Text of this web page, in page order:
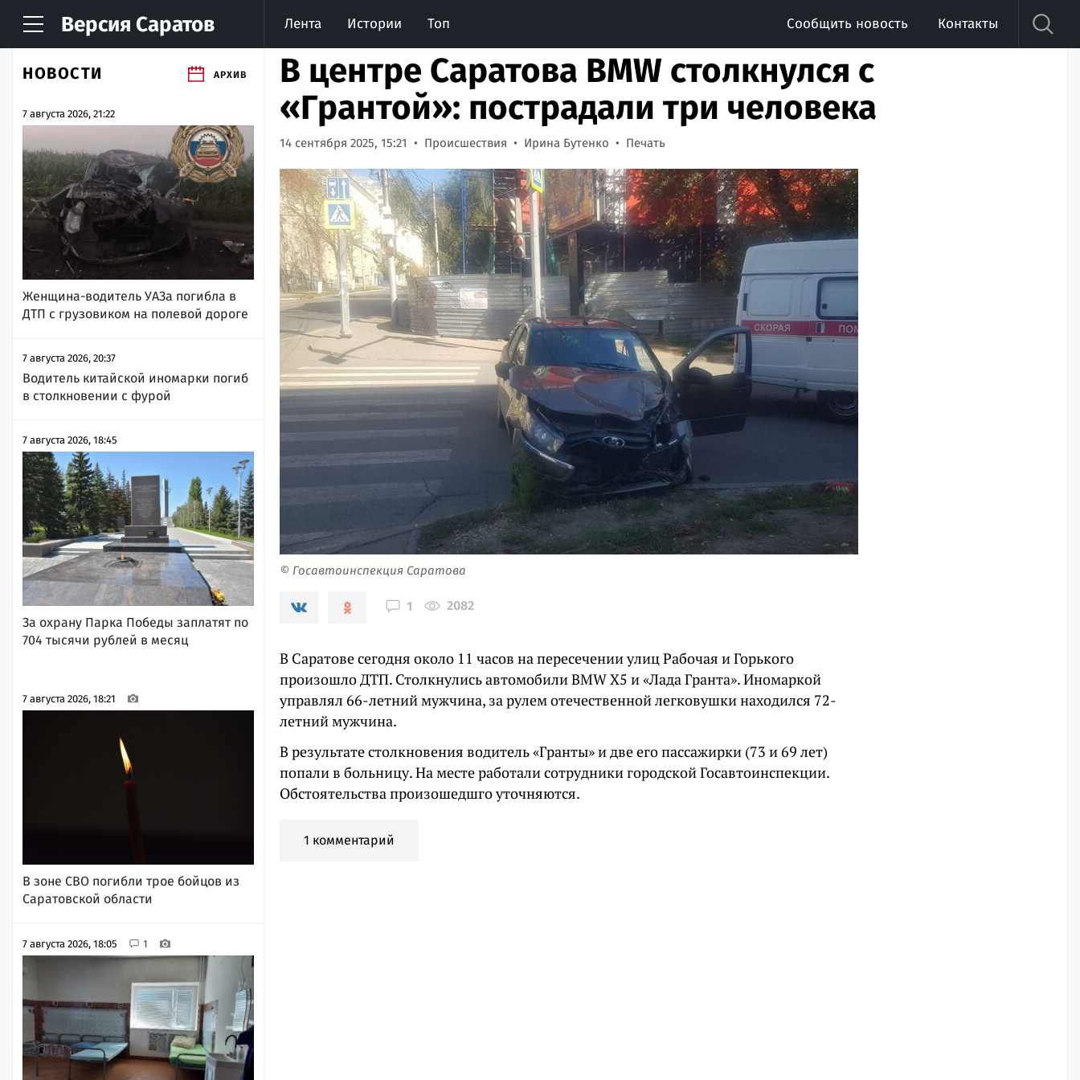
Версия Саратов Лента Истории Топ Сообщить новость Контакты
НОВОСТИ АРХИВ
7 августа 2026, 21:22
Женщина-водитель УАЗа погибла в
ДТП с грузовиком на полевой дороге
7 августа 2026, 20:37
Водитель китайской иномарки погиб
в столкновении с фурой
7 августа 2026, 18:45
За охрану Парка Победы заплатят по
704 тысячи рублей в месяц
7 августа 2026, 18:21
В зоне СВО погибли трое бойцов из
Саратовской области
7 августа 2026, 18:05 1
В центре Саратова BMW столкнулся с
«Грантой»: пострадали три человека
14 сентября 2025, 15:21 Происшествия Ирина Бутенко Печать
© Госавтоинспекция Саратова
1 2082
В Саратове сегодня около 11 часов на пересечении улиц Рабочая и Горького
произошло ДТП. Столкнулись автомобили BMW X5 и «Лада Гранта». Иномаркой
управлял 66-летний мужчина, за рулем отечественной легковушки находился 72-
летний мужчина.
В результате столкновения водитель «Гранты» и две его пассажирки (73 и 69 лет)
попали в больницу. На месте работали сотрудники городской Госавтоинспекции.
Обстоятельства произошедшго уточняются.
1 комментарий